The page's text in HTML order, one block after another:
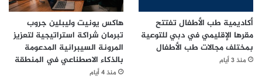
أكاديمية طب الأطفال تفتتح
مقرها الإقليمي في دبي للتوعية
بمختلف مجالات طب الأطفال
منذ 3 أيام
هاكس يونيت وليبلين جروب
تبرمان شراكة استراتيجية لتعزيز
المرونة السيبرانية المدعومة
بالذكاء الاصطناعي في المنطقة
منذ 4 أيام